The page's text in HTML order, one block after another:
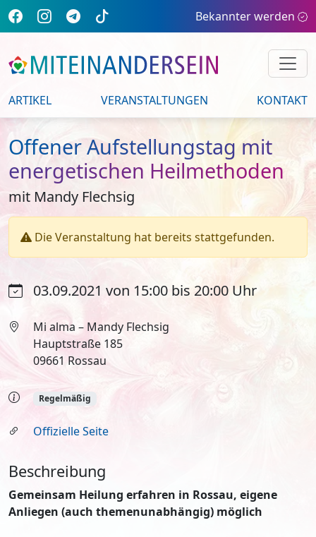
Bekannter werden
ARTIKEL VERANSTALTUNGEN KONTAKT
Offener Aufstellungstag mit
energetischen Heilmethoden
mit Mandy Flechsig
Die Veranstaltung hat bereits stattgefunden.
03.09.2021 von 15:00 bis 20:00 Uhr
Mi alma – Mandy Flechsig
Hauptstraße 185
09661 Rossau
Regelmäßig
Offizielle Seite
Beschreibung
Gemeinsam Heilung erfahren in Rossau, eigene
Anliegen (auch themenunabhängig) möglich